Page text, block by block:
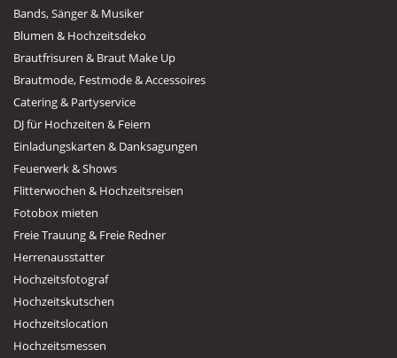
Bands, Sänger & Musiker
Blumen & Hochzeitsdeko
Brautfrisuren & Braut Make Up
Brautmode, Festmode & Accessoires
Catering & Partyservice
DJ für Hochzeiten & Feiern
Einladungskarten & Danksagungen
Feuerwerk & Shows
Flitterwochen & Hochzeitsreisen
Fotobox mieten
Freie Trauung & Freie Redner
Herrenausstatter
Hochzeitsfotograf
Hochzeitskutschen
Hochzeitslocation
Hochzeitsmessen